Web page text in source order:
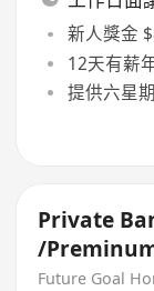
新人獎金
12天有薪
提供六星
Private
/
Future Goal